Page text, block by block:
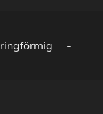
ringförmig -